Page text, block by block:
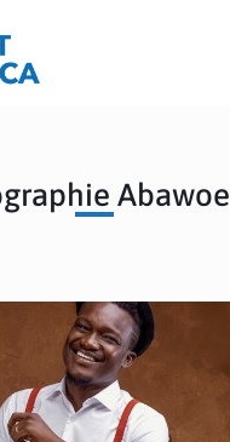
Abawoe